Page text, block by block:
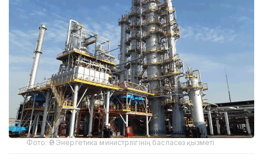
Фото: ӨР Энергетика министрлігінің баспасөз қызметі